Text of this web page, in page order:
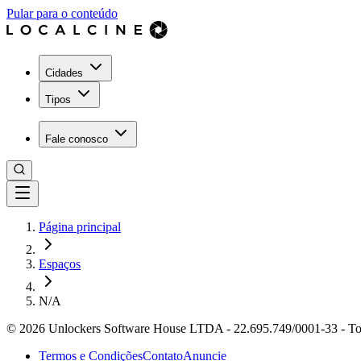
Pular para o conteúdo
Cidades
Tipos
Fale conosco
Página principal
Espaços
N/A
© 2026 Unlockers Software House LTDA - 22.695.749/0001-33 -
Termos e CondiçõesContatoAnuncie